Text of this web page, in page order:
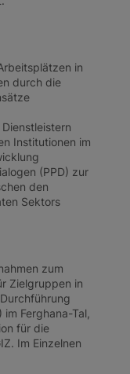
in
durch die
Institutionen im
(PPD) zur
den
Sektors
zum
Zielgruppen in
Ferghana-Tal,
für die
Im Einzelnen